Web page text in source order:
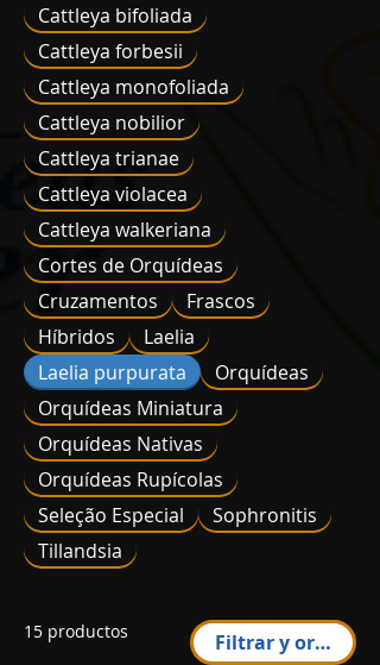
Cattleya bifoliada
Cattleya forbesii
Cattleya monofoliada
Cattleya nobilior
Cattleya trianae
Cattleya violacea
Cattleya walkeriana
Cortes de Orquídeas
Cruzamentos
Frascos
Híbridos
Laelia
Laelia purpurata
Orquídeas
Orquídeas Miniatura
Orquídeas Nativas
Orquídeas Rupícolas
Seleção Especial
Sophronitis
Tillandsia
15 productos Filtrar y ordenar